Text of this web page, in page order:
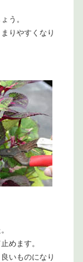
う。
りやすくなり
めます。
いものになり